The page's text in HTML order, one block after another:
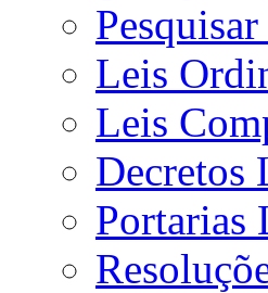
Leis
Leis
Decretos
Portarias